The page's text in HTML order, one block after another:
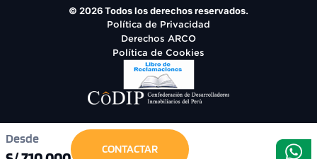
Desde
CONTACTAR
© 2026 Todos los derechos reservados.
Política de Privacidad
Derechos ARCO
Política de Cookies